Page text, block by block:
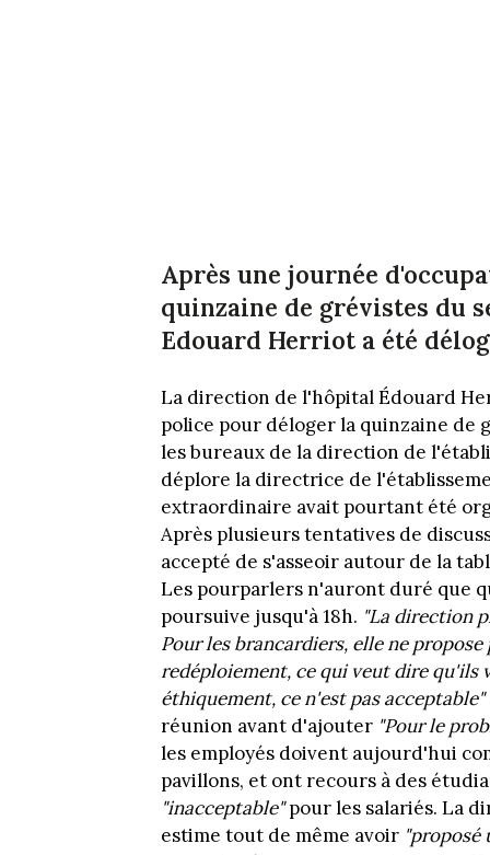
Après une journée
quinzaine de grévistes du
Edouard Herriot a été
La direction de l'hôpital Édouard
police pour déloger la quinzaine de
les bureaux de la direction de
déplore la directrice de
extraordinaire avait pourtant été
Après plusieurs tentatives de
accepté de s'asseoir autour de la
Les pourparlers n'auront duré que
poursuive jusqu'à 18h. "La direction
Pour les brancardiers, elle ne
redéploiement, ce qui veut dire qu'ils
éthiquement, ce n'est pas acceptable"
réunion avant d'ajouter "Pour le
les employés doivent aujourd'hui
pavillons, et ont recours à des
"inacceptable"pour les salariés. La
estime tout de même avoir "proposé